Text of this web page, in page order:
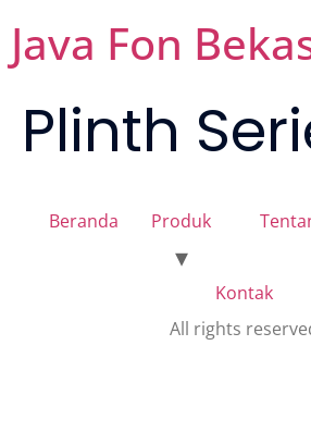
Java Fon
Plinth
Beranda Produk
Kontak
All rights